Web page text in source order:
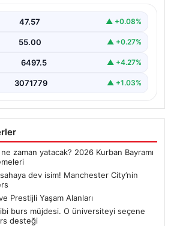
Orta Sahaya Dev Transferle
“…
47.57 ▲ +0.08%
55.00 ▲ +0.27%
6497.5 ▲ +4.27%
3071779 ▲ +1.03%
zaman yatacak? 2026 Kurban Bayramı
dev isim! Manchester City’nin
Prestijli Yaşam Alanları
burs müjdesi. O üniversiteyi seçene
desteği